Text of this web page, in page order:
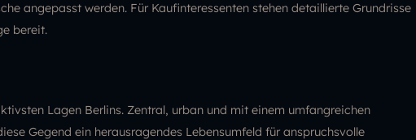
angepasst werden. Für Kaufinteressenten stehen detaillierte Grundrisse
bereit.
Lagen Berlins. Zentral, urban und mit einem umfangreichen
Gegend ein herausragendes Lebensumfeld für anspruchsvolle